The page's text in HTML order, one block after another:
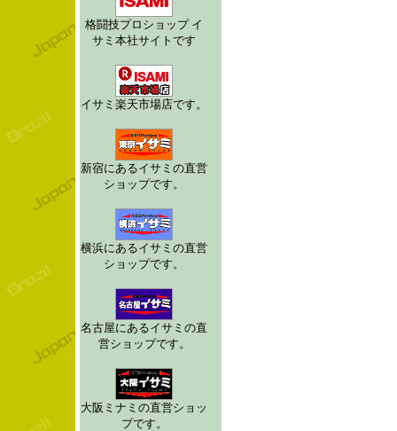
格闘技プロショップ イ
サミ本社サイトです
イサミ楽天市場店です。
新宿にあるイサミの直営
ショップです。
横浜にあるイサミの直営
ショップです。
名古屋にあるイサミの直
営ショップです。
大阪ミナミの直営ショッ
プです。